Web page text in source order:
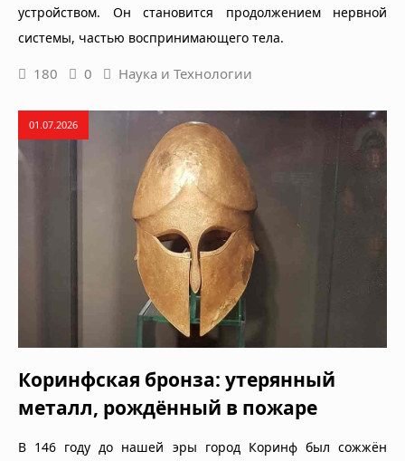
устройством. Он становится продолжением нервной
системы, частью воспринимающего тела.
180 0 Наука и Технологии
01.07.2026
Коринфская бронза: утерянный
металл, рождённый в пожаре
В 146 году до нашей эры город Коринф был сожжён